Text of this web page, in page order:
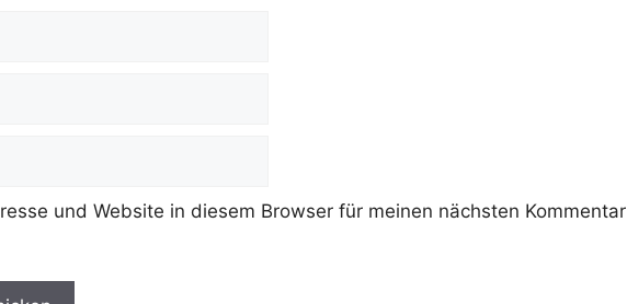
und Website in diesem Browser für meinen nächsten Kommentar